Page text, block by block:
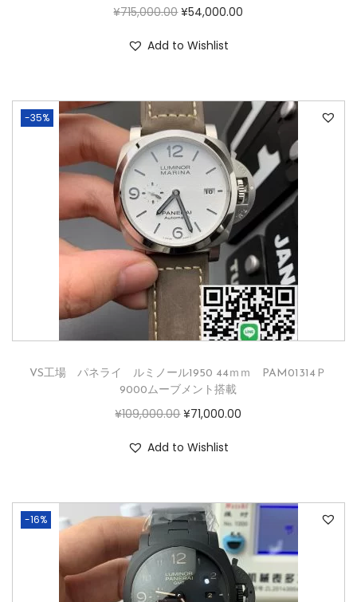
¥715,000.00 ¥54,000.00
Add to Wishlist
-35%
VS工場 パネライ ルミノール1950 44ｍｍ PAM01314Ｐ
9000ムーブメント搭載
¥109,000.00 ¥71,000.00
Add to Wishlist
-16%